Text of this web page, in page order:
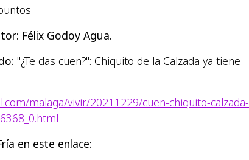
Félix Godoy Agua.
"¿Te das cuen?": Chiquito de la Calzada ya tiene
malaga/vivir/20211229/cuen-chiquito-calzada-
en este enlace: